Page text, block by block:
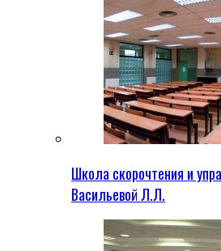
Школа скорочтения и
Васильевой Л.Л.